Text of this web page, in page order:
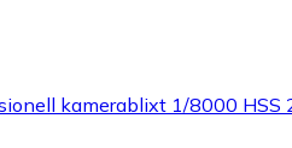
kamerablixt 1/8000